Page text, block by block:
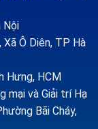
Nội
Ô Diên, TP Hà
Hưng, HCM
mại và Giải trí Hạ
Bãi Cháy,